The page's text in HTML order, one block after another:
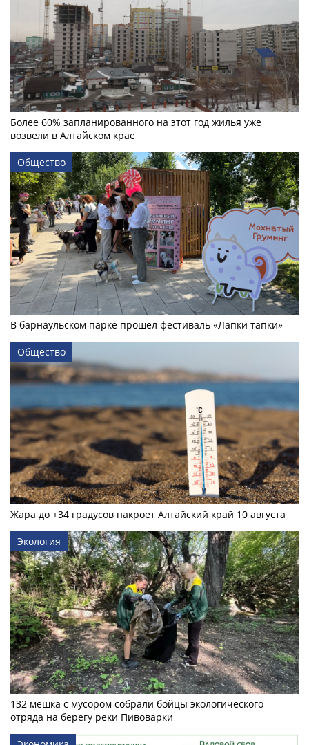
Более 60% запланированного на этот год жилья уже
возвели в Алтайском крае
Общество
В барнаульском парке прошел фестиваль «Лапки тапки»
Общество
Жара до +34 градусов накроет Алтайский край 10 августа
Экология
132 мешка с мусором собрали бойцы экологического
отряда на берегу реки Пивоварки